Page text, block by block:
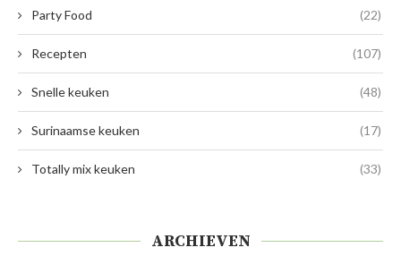
Party Food (22)
Recepten (107)
Snelle keuken (48)
Surinaamse keuken (17)
Totally mix keuken (33)
ARCHIEVEN